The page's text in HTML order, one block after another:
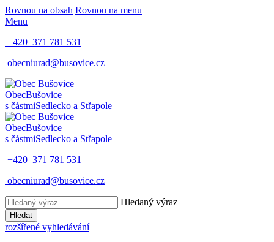
Rovnou na obsah Rovnou na menu
Menu
+420 371 781 531
obecniurad@busovice.cz
ObecBušovice
s částmiSedlecko a Střapole
ObecBušovice
s částmiSedlecko a Střapole
+420 371 781 531
obecniurad@busovice.cz
Hledaný výraz
Hledat
rozšířené vyhledávání